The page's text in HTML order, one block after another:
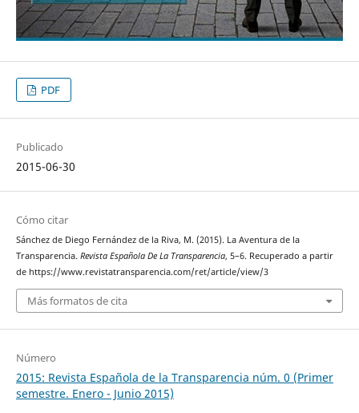
PDF
Publicado
2015-06-30
Cómo citar
Sánchez de Diego Fernández de la Riva, M. (2015). La Aventura de la
Transparencia. Revista Española De La Transparencia, 5–6. Recuperado a partir
de https://www.revistatransparencia.com/ret/article/view/3
Más formatos de cita
Número
2015: Revista Española de la Transparencia núm. 0 (Primer
semestre. Enero - Junio 2015)